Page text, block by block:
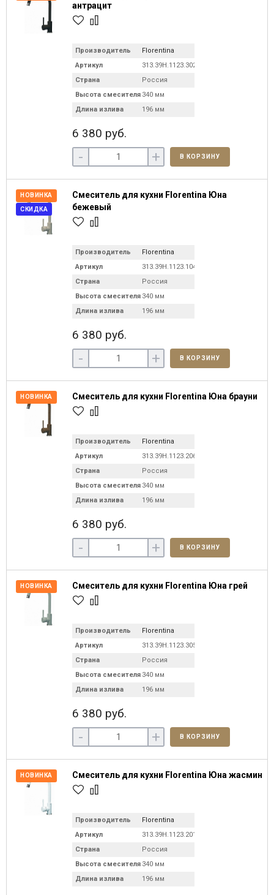
антрацит
Производитель
Florentina
Артикул
313.39H.1123.302
Страна
Россия
Высота смесителя 340 мм
Длина излива
196 мм
6 380 руб.
- + В КОРЗИНУ
НОВИНКА
СКИДКА
Смеситель для кухни Florentina Юна
бежевый
Производитель
Florentina
Артикул
313.39H.1123.104
Страна
Россия
Высота смесителя 340 мм
Длина излива
196 мм
6 380 руб.
- + В КОРЗИНУ
НОВИНКА Смеситель для кухни Florentina Юна брауни
Производитель
Florentina
Артикул
313.39H.1123.206
Страна
Россия
Высота смесителя 340 мм
Длина излива
196 мм
6 380 руб.
- + В КОРЗИНУ
НОВИНКА Смеситель для кухни Florentina Юна грей
Производитель
Florentina
Артикул
313.39H.1123.305
Страна
Россия
Высота смесителя 340 мм
Длина излива
196 мм
6 380 руб.
- + В КОРЗИНУ
НОВИНКА Смеситель для кухни Florentina Юна жасмин
Производитель
Florentina
Артикул
313.39H.1123.201
Страна
Россия
Высота смесителя 340 мм
Длина излива
196 мм